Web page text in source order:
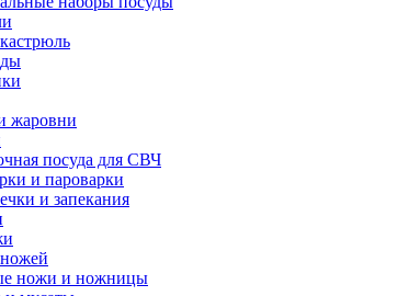
жаровни
посуда для СВЧ
и пароварки
и запекания
ножи и ножницы